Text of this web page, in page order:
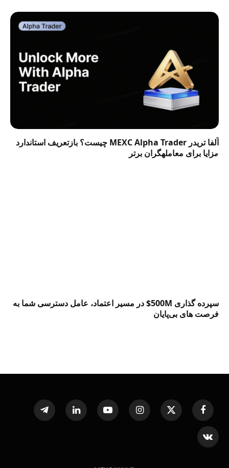
آلفا تریدر MEXC Alpha Trader چیست؟ بازتعریف استاندارد
مزایا برای معاملهگران برتر
سپرده گذاری 500M$ در مسیر اعتماد، عامل دسترسی شما به
فرصت‌ های بی‌پایان
Facebook
X
(Twitter)
Instagram
YouTube
LinkedIn
Telegram
VKontakte